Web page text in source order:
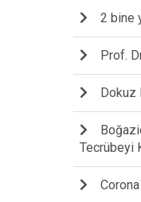
2 bine
Prof.
Dokuz
Tecrübeyi